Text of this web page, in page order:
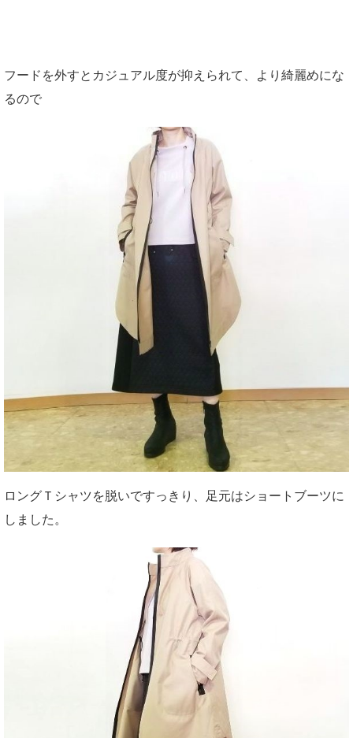
フードを外すとカジュアル度が抑えられて、より綺麗めにな
るので
ロングＴシャツを脱いですっきり、足元はショートブーツに
しました。